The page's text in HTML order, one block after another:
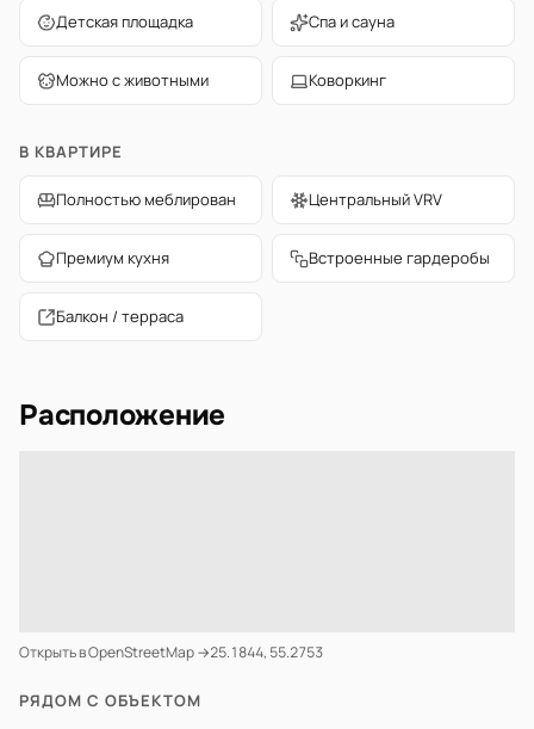
Детская площадка Спа и сауна
Можно с животными Коворкинг
В КВАРТИРЕ
Полностью меблирован Центральный VRV
Премиум кухня Встроенные гардеробы
Балкон / терраса
Расположение
Открыть в OpenStreetMap →25.1844, 55.2753
РЯДОМ С ОБЪЕКТОМ